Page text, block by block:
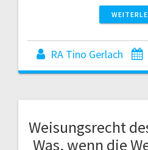
RA Tino Gerlach
Weisungsrecht
Was, wenn die